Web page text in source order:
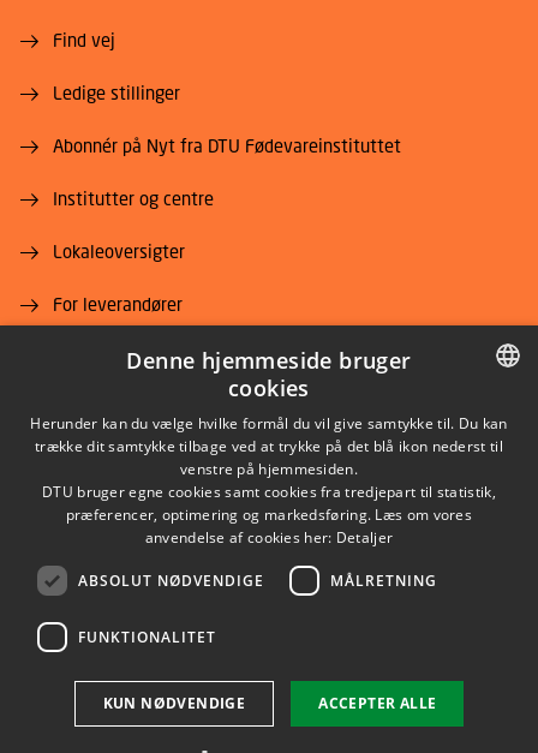
Find vej
Ledige stillinger
Abonnér på Nyt fra DTU Fødevareinstituttet
Institutter og centre
Lokaleoversigter
For leverandører
Job og karriere
LINKEDIN
YOUTUBE
Tilgængelighedserklæring
DANISH
ENGLISH
Denne hjemmeside bruger
cookies
Herunder kan du vælge hvilke formål du vil give samtykke til. Du kan
trække dit samtykke tilbage ved at trykke på det blå ikon nederst til
venstre på hjemmesiden.
DTU bruger egne cookies samt cookies fra tredjepart til statistik,
præferencer, optimering og markedsføring. Læs om vores
anvendelse af cookies her: Detaljer
ABSOLUT NØDVENDIGE MÅLRETNING
FUNKTIONALITET
ACCEPTER ALLE
KUN NØDVENDIGE